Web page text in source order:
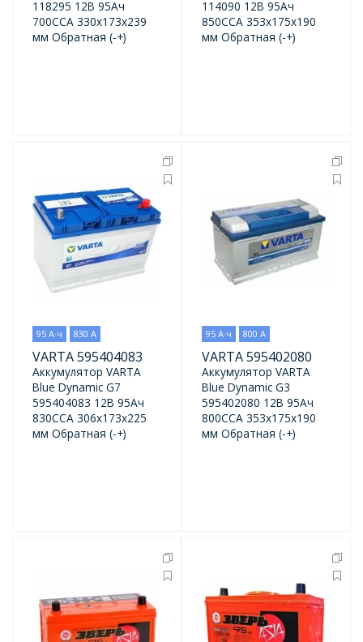
118295 12В 95Ач
700CCA 330x173x239
мм Обратная (-+)
114090 12В 95Ач
850CCA 353x175x190
мм Обратная (-+)
95 А·ч 830 А
VARTA 595404083
Аккумулятор VARTA
Blue Dynamic G7
595404083 12В 95Ач
830CCA 306x173x225
мм Обратная (-+)
95 А·ч 800 А
VARTA 595402080
Аккумулятор VARTA
Blue Dynamic G3
595402080 12В 95Ач
800CCA 353x175x190
мм Обратная (-+)